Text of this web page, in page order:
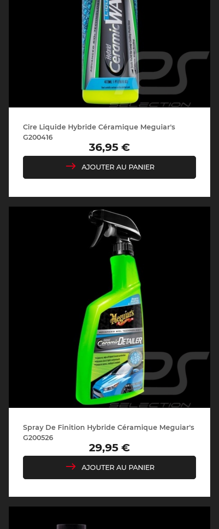
Cire Liquide Hybride Céramique Meguiar's
G200416
Prix
36,95 €
AJOUTER AU PANIER
Spray De Finition Hybride Céramique Meguiar's
G200526
Prix
29,95 €
AJOUTER AU PANIER